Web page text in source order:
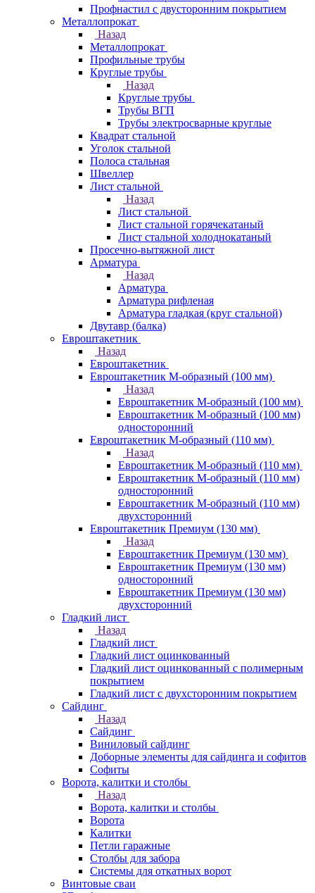
Профнастил с двусторонним покрытием
Металлопрокат
Назад
Металлопрокат
Профильные трубы
Круглые трубы
Назад
Круглые трубы
Трубы ВГП
Трубы электросварные круглые
Квадрат стальной
Уголок стальной
Полоса стальная
Швеллер
Лист стальной
Назад
Лист стальной
Лист стальной горячекатаный
Лист стальной холоднокатаный
Просечно-вытяжной лист
Арматура
Назад
Арматура
Арматура рифленая
Арматура гладкая (круг стальной)
Двутавр (балка)
Евроштакетник
Назад
Евроштакетник
Евроштакетник М-образный (100 мм)
Назад
Евроштакетник М-образный (100 мм)
Евроштакетник М-образный (100 мм)
односторонний
Евроштакетник М-образный (110 мм)
Назад
Евроштакетник М-образный (110 мм)
Евроштакетник М-образный (110 мм)
односторонний
Евроштакетник М-образный (110 мм)
двухсторонний
Евроштакетник Премиум (130 мм)
Назад
Евроштакетник Премиум (130 мм)
Евроштакетник Премиум (130 мм)
односторонний
Евроштакетник Премиум (130 мм)
двухсторонний
Гладкий лист
Назад
Гладкий лист
Гладкий лист оцинкованный
Гладкий лист оцинкованный с полимерным
покрытием
Гладкий лист с двухсторонним покрытием
Сайдинг
Назад
Сайдинг
Виниловый сайдинг
Доборные элементы для сайдинга и софитов
Софиты
Ворота, калитки и столбы
Назад
Ворота, калитки и столбы
Ворота
Калитки
Петли гаражные
Столбы для забора
Системы для откатных ворот
Винтовые сваи